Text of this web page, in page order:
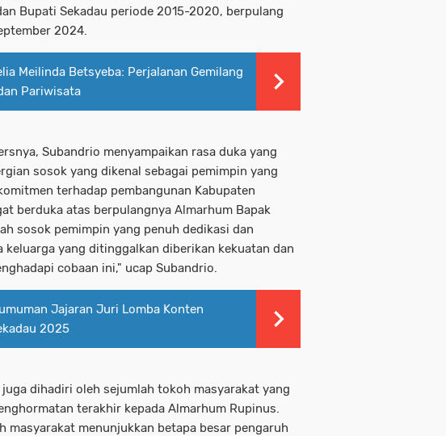
Bupati Sekadau periode 2015-2020, berpulang
2024.
Meilinda Betsyeba: Perjalanan Gemilang
Pariwisata
Subandrio menyampaikan rasa duka yang
sosok yang dikenal sebagai pemimpin yang
terhadap pembangunan Kabupaten
berduka atas berpulangnya Almarhum Bapak
sosok pemimpin yang penuh dedikasi dan
keluarga yang ditinggalkan diberikan kekuatan dan
cobaan ini," ucap Subandrio.
Jajaran Juri Lomba Konten
2025
dihadiri oleh sejumlah tokoh masyarakat yang
terakhir kepada Almarhum Rupinus.
masyarakat menunjukkan betapa besar pengaruh